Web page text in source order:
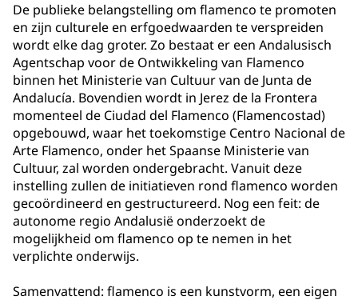
De publieke belangstelling om flamenco te promoten
en zijn culturele en erfgoedwaarden te verspreiden
wordt elke dag groter. Zo bestaat er een Andalusisch
Agentschap voor de Ontwikkeling van Flamenco
binnen het Ministerie van Cultuur van de Junta de
Andalucía. Bovendien wordt in Jerez de la Frontera
momenteel de Ciudad del Flamenco (Flamencostad)
opgebouwd, waar het toekomstige Centro Nacional de
Arte Flamenco, onder het Spaanse Ministerie van
Cultuur, zal worden ondergebracht. Vanuit deze
instelling zullen de initiatieven rond flamenco worden
gecoördineerd en gestructureerd. Nog een feit: de
autonome regio Andalusië onderzoekt de
mogelijkheid om flamenco op te nemen in het
verplichte onderwijs.
Samenvattend: flamenco is een kunstvorm, een eigen